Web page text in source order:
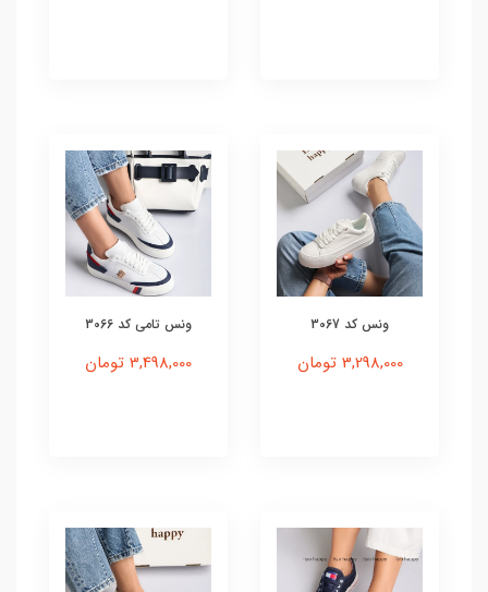
ونس کد 3067
3,298,000 تومان
ونس تامی کد 3066
3,498,000 تومان